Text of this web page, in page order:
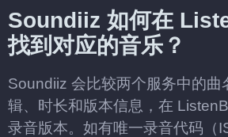
Soundiiz 如何在
找到对应的音乐？
Soundiiz 会比较两个服务中的曲
辑、时长和版本信息，在
录音版本。如有唯一录音代码（